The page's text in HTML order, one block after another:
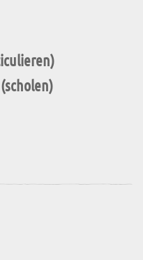
(scholen)